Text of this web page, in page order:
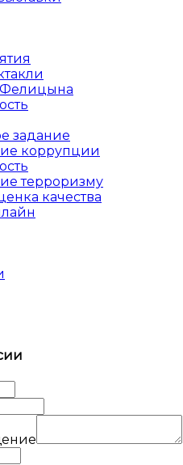
Фелицына
задание
коррупции
терроризму
качества